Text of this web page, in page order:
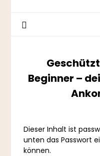
Beginner –
Dieser Inhalt ist
unten das Passwort
können.